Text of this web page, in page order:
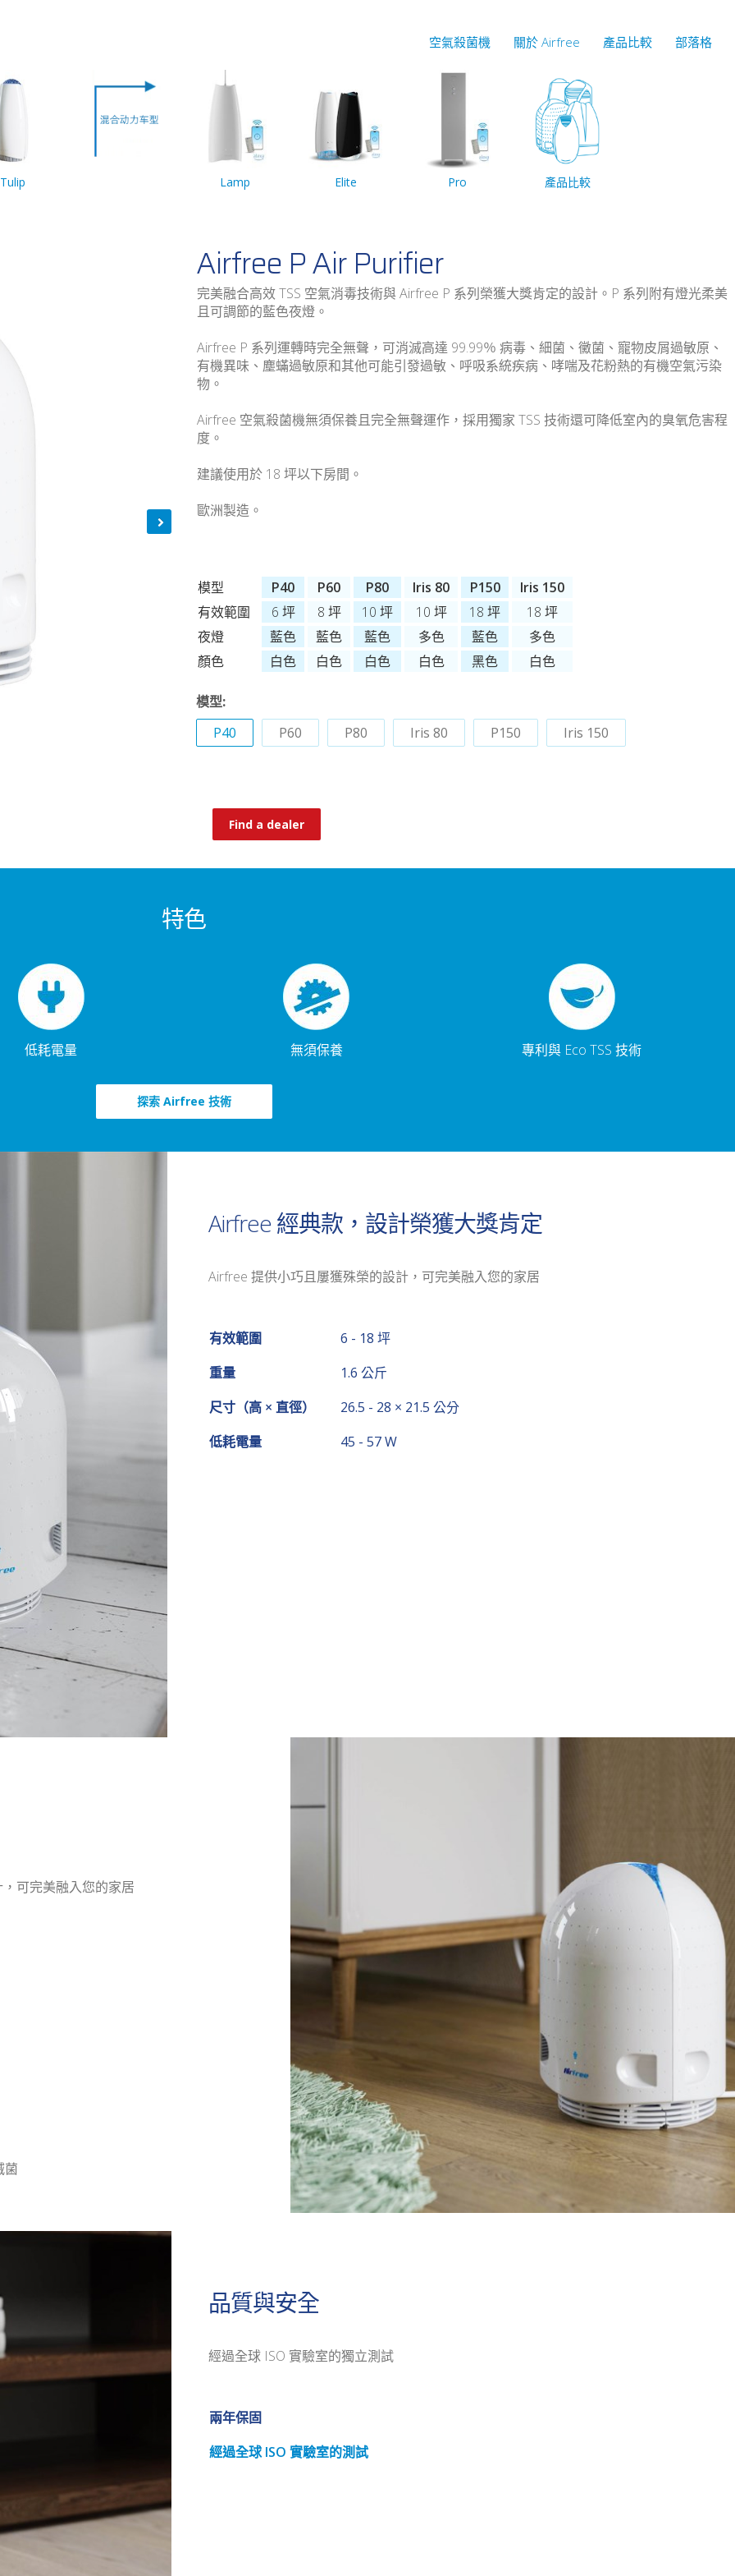
空氣殺菌機 關於 Airfree 產品比較 部落格
Tulip Lamp Elite Pro 產品比較
Airfree P Air Purifier
完美融合高效 TSS 空氣消毒技術與 Airfree P 系列榮獲大獎肯定的設計。P 系列附有燈光柔美
且可調節的藍色夜燈。
Airfree P 系列運轉時完全無聲，可消滅高達 99.99％ 病毒、細菌、黴菌、寵物皮屑過敏原、
有機異味、塵蟎過敏原和其他可能引發過敏、呼吸系統疾病、哮喘及花粉熱的有機空氣污染
物。
Airfree 空氣殺菌機無須保養且完全無聲運作，採用獨家 TSS 技術還可降低室內的臭氧危害程
度。
建議使用於 18 坪以下房間。
歐洲製造。
模型 P40 P60 P80 Iris 80 P150
Iris 150
有效範圍
6 坪 8 坪 10 坪 10 坪 18 坪
18 坪
夜燈
藍色 藍色 藍色 多色 藍色
多色
顏色
白色 白色 白色 白色 黑色 白色
模型:
P40
P60 P80 Iris 80 P150 Iris 150
Find a dealer
特色
低耗電量 無須保養 專利與 Eco TSS 技術
探索 Airfree 技術
Airfree 經典款，設計榮獲大獎肯定
Airfree 提供小巧且屢獲殊榮的設計，可完美融入您的家居
有效範圍
6 - 18 坪
重量
1.6 公斤
尺寸（高 × 直徑）
26.5 - 28 × 21.5 公分
低耗電量
45 - 57 W
可完美融入您的家居
菌
品質與安全
經過全球 ISO 實驗室的獨立測試
兩年保固
經過全球 ISO 實驗室的測試